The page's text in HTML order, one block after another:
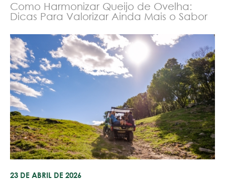
Como Harmonizar Queijo de Ovelha:
Dicas Para Valorizar Ainda Mais o Sabor
23 DE ABRIL DE 2026